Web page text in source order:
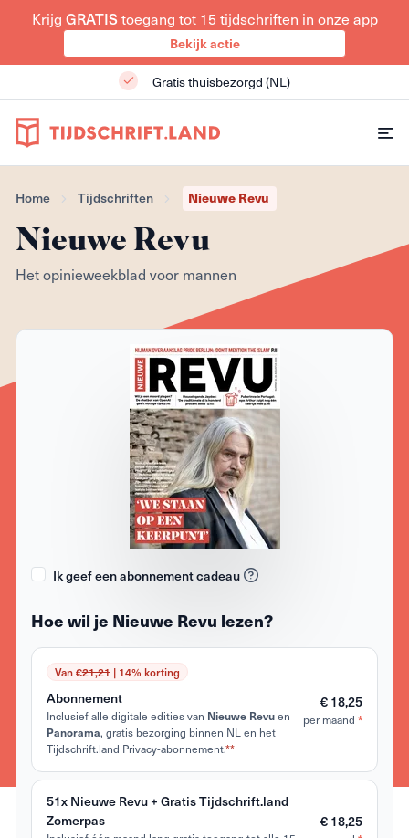
Krijg GRATIStoegang tot 15 tijdschriften in onze app
Bekijk actie
Gratis thuisbezorgd (NL)
Home Tijdschriften Nieuwe Revu
Nieuwe Revu
Het opinieweekblad voor mannen
Ik geef een abonnement cadeau
Hoe wil je Nieuwe Revu lezen?
Van €21,21| 14% korting
Abonnement
Inclusief alle digitale edities van Nieuwe Revuen
Panorama, gratis bezorging binnen NL en het
Tijdschrift.land Privacy-abonnement.**
€ 18,25
per maand *
51x Nieuwe Revu + Gratis Tijdschrift.land
Zomerpas
€ 18,25